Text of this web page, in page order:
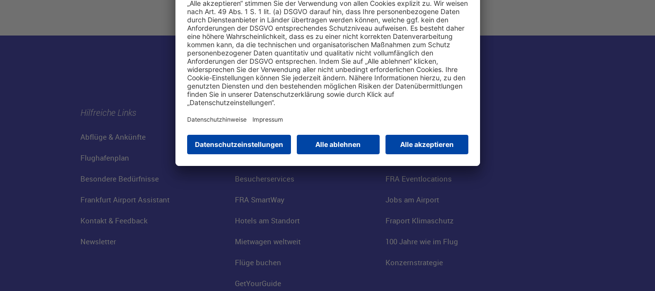
Hilfreiche Links
Abflüge & Ankünfte
Flughafenplan
Besondere Bedürfnisse
Frankfurt Airport Assistant
Kontakt & Feedback
Newsletter
Parkplätze
Besucherservices
FRA SmartWay
Hotels am Standort
Mietwagen weltweit
Flüge buchen
GetYourGuide
Fraport AG
FRA Eventlocations
Jobs am Airport
Fraport Klimaschutz
100 Jahre wie im Flug
Konzernstrategie